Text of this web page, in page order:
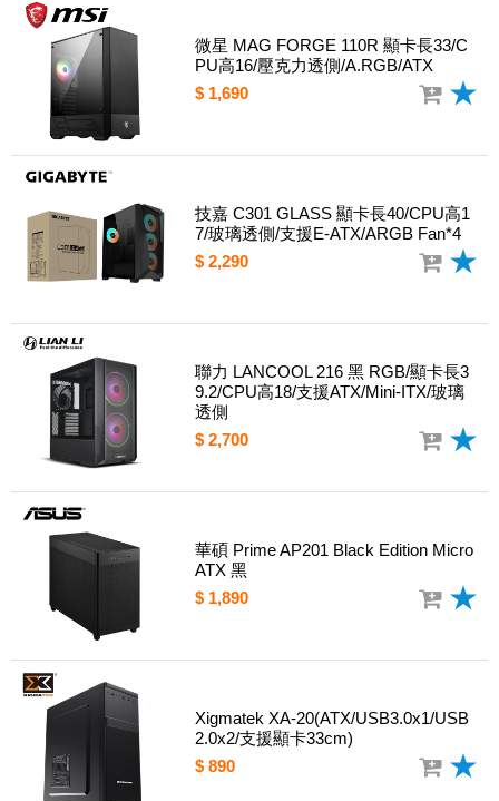
微星 MAG FORGE 110R 顯卡長33/C
PU高16/壓克力透側/A.RGB/ATX
$ 1,690
技嘉 C301 GLASS 顯卡長40/CPU高1
7/玻璃透側/支援E-ATX/ARGB Fan*4
$ 2,290
聯力 LANCOOL 216 黑 RGB/顯卡長3
9.2/CPU高18/支援ATX/Mini-ITX/玻璃
透側
$ 2,700
華碩 Prime AP201 Black Edition Micro
ATX 黑
$ 1,890
Xigmatek XA-20(ATX/USB3.0x1/USB
2.0x2/支援顯卡33cm)
$ 890